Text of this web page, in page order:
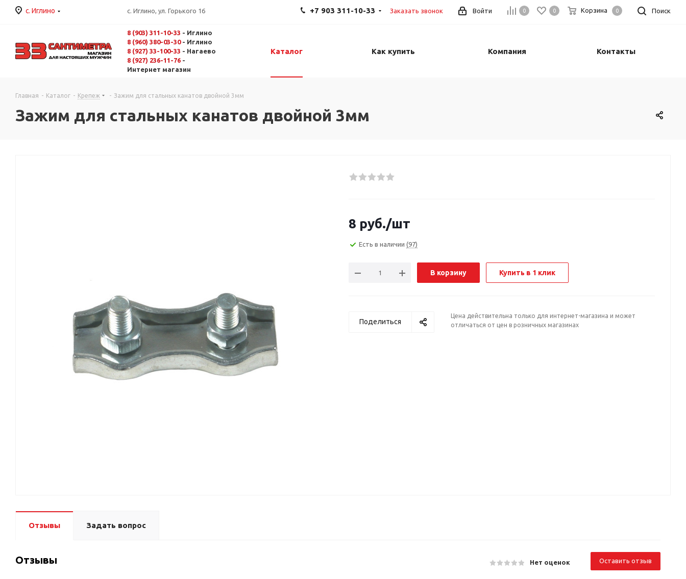
с. Иглино с. Иглино, ул. Горького 16 Поиск
0 0 Корзина 0
Войти
+7 903 311-10-33 Заказать звонок
8 (903) 311-10-33 - Иглино
8 (960) 380-03-30- Иглино
8 (927) 33-100-33 - Нагаево
8 (927) 236-11-76 -
Интернет магазин
Каталог Как купить Компания Контакты
Главная - Каталог - Крепеж - Зажим для стальных канатов двойной 3мм
Зажим для стальных канатов двойной 3мм
8 руб./шт
Есть в наличии (97)
В корзину Купить в 1 клик
Поделиться
Цена действительна только для интернет-магазина и может
отличаться от цен в розничных магазинах
Отзывы Задать вопрос
Отзывы Нет оценок Оставить отзыв